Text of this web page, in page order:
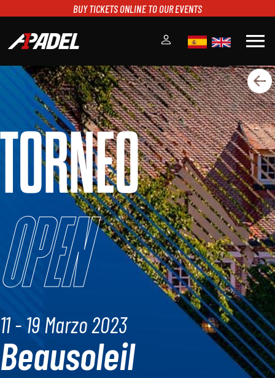
BUY TICKETS ONLINE TO OUR EVENTS
menu
A1PADEL
RANKING
CALENDARIO
TORNEOS
NOTICIAS
MULTIMEDIA
SCOREBOARD
STREAMING
TORNEO
Open
11 - 19 Marzo 2023
Beausoleil